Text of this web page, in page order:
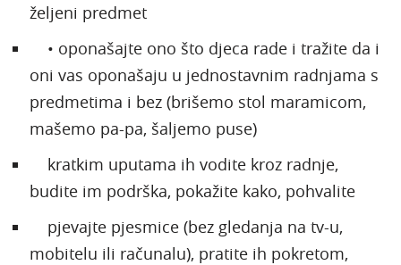
željeni predmet
• oponašajte ono što djeca rade i tražite da i
oni vas oponašaju u jednostavnim radnjama s
predmetima i bez (brišemo stol maramicom,
mašemo pa-pa, šaljemo puse)
kratkim uputama ih vodite kroz radnje,
budite im podrška, pokažite kako, pohvalite
pjevajte pjesmice (bez gledanja na tv-u,
mobitelu ili računalu), pratite ih pokretom,